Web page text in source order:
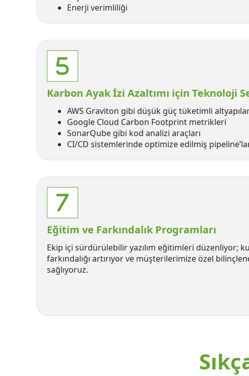
Enerji verimliliği
Karbon Ayak İzi Azaltımı için Teknoloji
AWS Graviton gibi düşük güç tüketimli
Google Cloud Carbon Footprint metrikleri
SonarQube gibi kod analizi araçları
CI/CD sistemlerinde optimize edilmiş
Eğitim ve Farkındalık Programları
Ekip içi sürdürülebilir yazılım eğitimleri düzenliyor;
farkındalığı artırıyor ve müşterilerimize özel
sağlıyoruz.